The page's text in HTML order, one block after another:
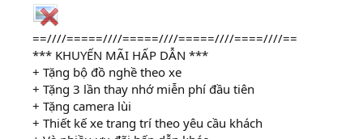
==////=====////=====////=====////====////==
*** KHUYẾN MÃI HẤP DẪN ***
+ Tặng bộ đồ nghề theo xe
+ Tặng 3 lần thay nhớ miễn phí đầu tiên
+ Tặng camera lùi
+ Thiết kế xe trang trí theo yêu cầu khách